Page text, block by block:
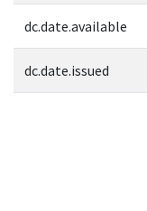
dc.date.available
dc.date.issued